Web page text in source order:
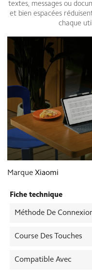
textes, messages ou
et bien espacées
chaque
Marque Xiaomi
Fiche technique
Méthode De
Course Des Touches
Compatible Avec